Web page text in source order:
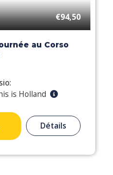
€94,50
au Corso
is Holland
Détails